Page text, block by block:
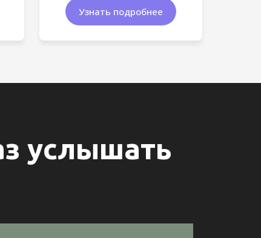
Узнать подробнее
услышать